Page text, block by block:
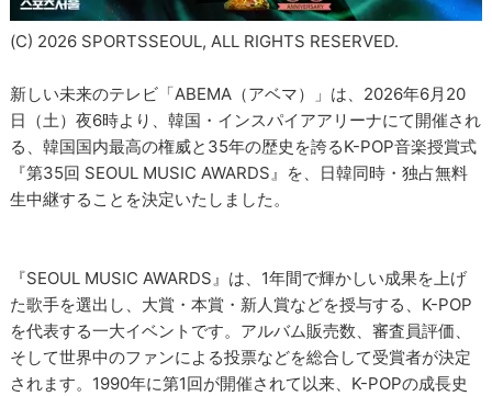
(C) 2026 SPORTSSEOUL, ALL RIGHTS RESERVED.
新しい未来のテレビ「ABEMA（アベマ）」は、2026年6月20
日（土）夜6時より、韓国・インスパイアアリーナにて開催され
る、韓国国内最高の権威と35年の歴史を誇るK-POP音楽授賞式
『第35回 SEOUL MUSIC AWARDS』を、日韓同時・独占無料
生中継することを決定いたしました。
『SEOUL MUSIC AWARDS』は、1年間で輝かしい成果を上げ
た歌手を選出し、大賞・本賞・新人賞などを授与する、K-POP
を代表する一大イベントです。アルバム販売数、審査員評価、
そして世界中のファンによる投票などを総合して受賞者が決定
されます。1990年に第1回が開催されて以来、K-POPの成長史